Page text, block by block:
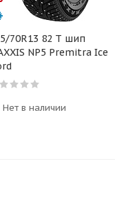
70R13 82 T шип
NP5 Premitra Ice
Нет в наличии